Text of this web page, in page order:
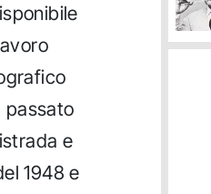
passato
e
1948 e